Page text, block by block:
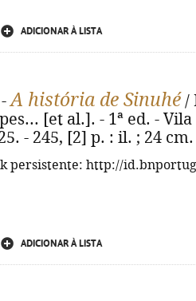
ADICIONAR À LISTA
-A história de Sinuhé /
[et al.]. - 1ª ed. -
- 245, [2] p. : il. ; 24
persistente: http://
ADICIONAR À LISTA